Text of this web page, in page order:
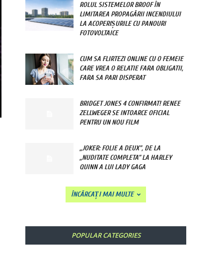
ROLUL SISTEMELOR BROOF ÎN
LIMITAREA PROPAGĂRII INCENDIULUI
LA ACOPERIȘURILE CU PANOURI
FOTOVOLTAICE
CUM SA FLIRTEZI ONLINE CU O FEMEIE
CARE VREA O RELATIE FARA OBLIGATII,
FARA SA PARI DISPERAT
BRIDGET JONES 4 CONFIRMAT! RENEE
ZELLWEGER SE INTOARCE OFICIAL
PENTRU UN NOU FILM
„JOKER: FOLIE A DEUX”, DE LA
„NUDITATE COMPLETA” LA HARLEY
QUINN A LUI LADY GAGA
ÎNCĂRCAȚI MAI MULTE
POPULAR CATEGORIES